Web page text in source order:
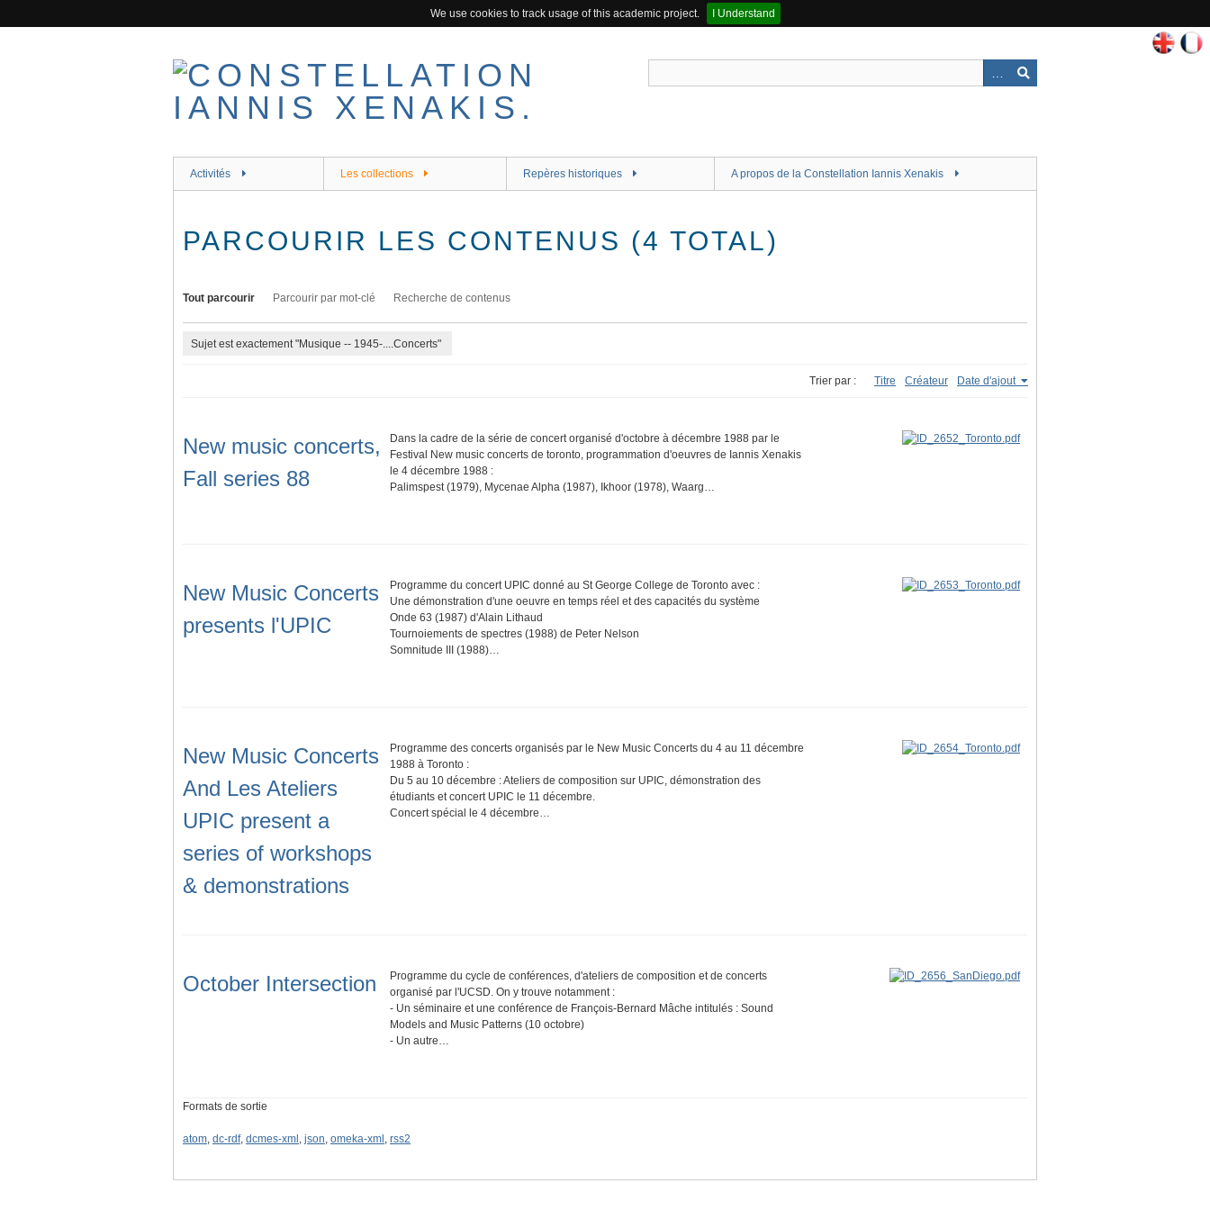
We use cookies to track usage of this academic project.
I Understand
Activités Les collections Repères historiques A propos de la Constellation Iannis Xenakis
PARCOURIR LES CONTENUS (4 TOTAL)
Tout parcourir Parcourir par mot-clé Recherche de contenus
Sujet est exactement "Musique -- 1945-....Concerts"
Trier par : Titre Créateur Date d'ajout
New music concerts,
Fall series 88
Dans la cadre de la série de concert organisé d'octobre à décembre 1988 par le
Festival New music concerts de toronto, programmation d'oeuvres de Iannis Xenakis
le 4 décembre 1988 :
Palimspest (1979), Mycenae Alpha (1987), Ikhoor (1978), Waarg…
New Music Concerts
presents l'UPIC
Programme du concert UPIC donné au St George College de Toronto avec :
Une démonstration d'une oeuvre en temps réel et des capacités du système
Onde 63 (1987) d'Alain Lithaud
Tournoiements de spectres (1988) de Peter Nelson
Somnitude III (1988)…
New Music Concerts
And Les Ateliers
UPIC present a
series of workshops
& demonstrations
Programme des concerts organisés par le New Music Concerts du 4 au 11 décembre
1988 à Toronto :
Du 5 au 10 décembre : Ateliers de composition sur UPIC, démonstration des
étudiants et concert UPIC le 11 décembre.
Concert spécial le 4 décembre…
October Intersection
Programme du cycle de conférences, d'ateliers de composition et de concerts
organisé par l'UCSD. On y trouve notamment :
- Un séminaire et une conférence de François-Bernard Mâche intitulés : Sound
Models and Music Patterns (10 octobre)
- Un autre…
Formats de sortie
atom, dc-rdf, dcmes-xml , json, omeka-xml , rss2